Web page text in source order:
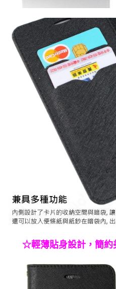
☆輕薄貼身設計，簡